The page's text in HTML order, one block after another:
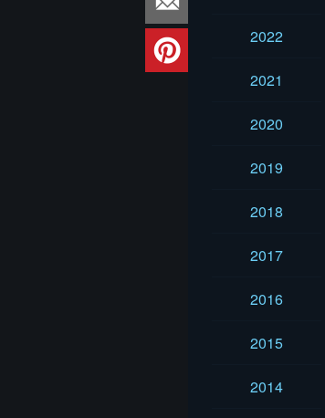
2022
2021
2020
2019
2018
2017
2016
2015
2014